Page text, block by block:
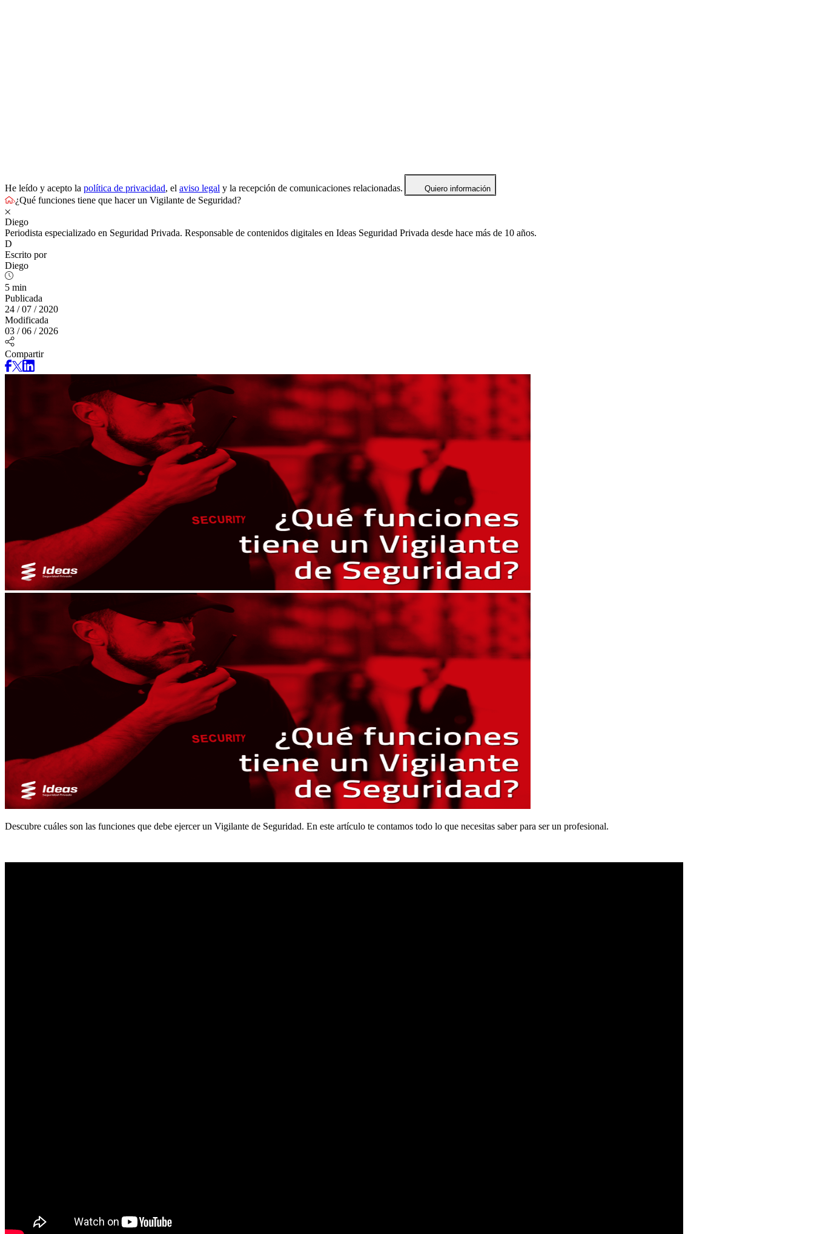
He leído y acepto la política de privacidad, el aviso legal y la recepción de comunicaciones relacionadas. Quiero información
¿Qué funciones tiene que hacer un Vigilante de Seguridad?
Diego
Periodista especializado en Seguridad Privada. Responsable de contenidos digitales en Ideas Seguridad Privada desde hace más de 10 años.
D
Escrito por
Diego
5 min
Publicada
24 / 07 / 2020
Modificada
03 / 06 / 2026
Compartir
Descubre cuáles son las funciones que debe ejercer un Vigilante de Seguridad. En este artículo te contamos todo lo que necesitas saber para ser un profesional.